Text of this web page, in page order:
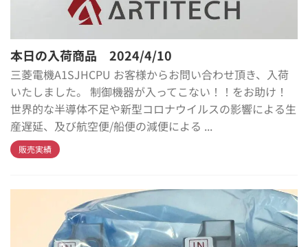
本日の入荷商品 2024/4/10
三菱電機A1SJHCPU お客様からお問い合わせ頂き、入荷
いたしました。 制御機器が入ってこない！！をお助け！
世界的な半導体不足や新型コロナウイルスの影響による生
産遅延、及び航空便/船便の減便による ...
販売実績